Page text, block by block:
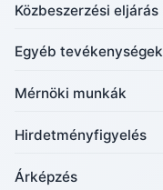
Közbeszerzési eljárás
Egyéb tevékenységek
Mérnöki munkák
Hirdetményfigyelés
Árképzés